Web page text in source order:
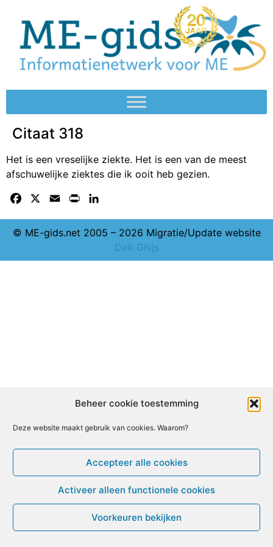
Beheer cookie toestemming
Deze website maakt gebruik van cookies. Waarom?
Accepteer alle cookies
Activeer alleen functionele cookies
Voorkeuren bekijken
Citaat 318
Het is een vreselijke ziekte. Het is een van de meest
afschuwelijke ziektes die ik ooit heb gezien.
Facebook Email Print
© ME-gids.net 2005 – 2026 Migratie/Update website
Dirk Ghijs